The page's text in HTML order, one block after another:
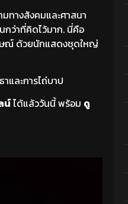
ทางสังคมและศาสนา
ว่าที่คิดไว้มาก. นี่คือ
ษณ์ ด้วยนักแสดงชุดใหญ่
และการไถ่บาป
น์ได้แล้ววันนี้ พร้อม ดู